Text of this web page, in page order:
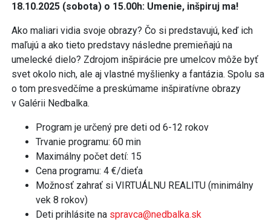
18.10.2025 (sobota) o 15.00h: Umenie, inšpiruj ma!
Ako maliari vidia svoje obrazy? Čo si predstavujú, keď ich
maľujú a ako tieto predstavy následne premieňajú na
umelecké dielo? Zdrojom inšpirácie pre umelcov môže byť
svet okolo nich, ale aj vlastné myšlienky a fantázia. Spolu sa
o tom presvedčíme a preskúmame inšpiratívne obrazy
v Galérii Nedbalka.
Program je určený pre deti od 6-12 rokov
Trvanie programu: 60 min
Maximálny počet detí: 15
Cena programu: 4 €/dieťa
Možnosť zahrať si VIRTUÁLNU REALITU (minimálny
vek 8 rokov)
Deti prihlásite na spravca@nedbalka.sk